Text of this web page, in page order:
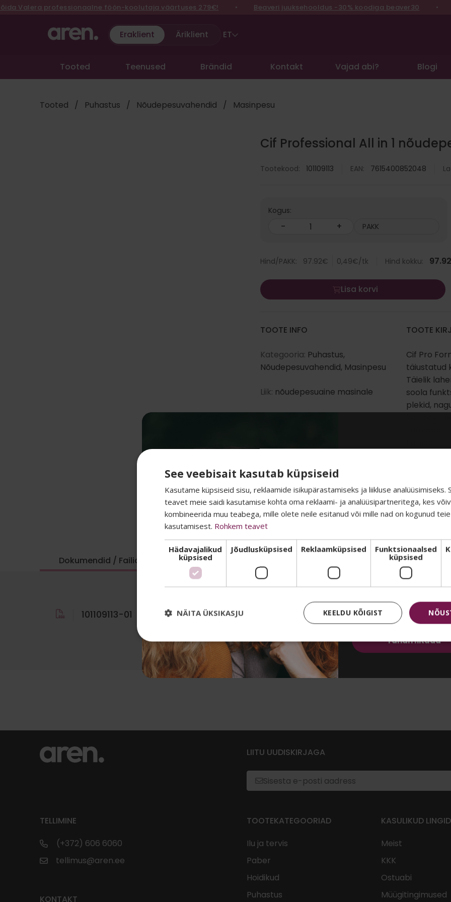
Liigu
sisu professionaalne föön-koolutaja väärtuses 279€! • Beaveri juuksehooldus -30% koodiga beaver30 •
Eraklient Äriklient ET
Tooted Teenused Brändid Kontakt Vajad abi? Blogi
Tooted / Puhastus / Nõudepesuvahendid / Masinpesu
Cif Professional All in 1
Tootekood: 101109113 EAN: 7615400852048
Kogus:
- + PAKK
Hind/PAKK: 97.92€ 0,49€ /tk Hind kokku: 97.92
Lisa korvi
TOOTE INFO
Kategooria: Puhastus,
Nõudepesuvahendid, Masinpesu
Liik: nõudepesuaine masinale
Vegan: Ei
TOOTE
Cif Pro
täiustatud
Täielik
soola
plekid,
katlakivi
• Särav
•
• Tagab
• Sisaldab
• Ei vaja
Dokumendid / Failid Kasutamine
101109113-01
LIITU UUDISKIRJAGA
TELLIMINE
(+372) 606 6060
tellimus@aren.ee
KONTAKT
TOOTEKATEGOORIAD
Ilu ja tervis
Paber
Hoidikud
Puhastus
KASULIKUD LINGID
Meist
KKK
Ostuabi
Müügitingimused
See veebisait kasutab küpsiseid
Kasutame küpsiseid sisu, reklaamide isikupärastamiseks ja liikluse analüüsimiseks.
teavet meie saidi kasutamise kohta oma reklaami- ja analüüsipartneritega, kes
kombineerida muu teabega, mille olete neile esitanud või mille nad on kogunud
kasutamisest. Rohkem teavet
Hädavajalikud
küpsised
Jõudlusküpsised Reklaamküpsised
Funktsionaalsed
küpsised
KEELDU KÕIGIST
NÄITA ÜKSIKASJU
SALADUST
TEADA? 👀
Oma uudiskirjas jagame
soodustusi ja infot
Liitu meie listiga ja kõik
Email
Tahan liituda